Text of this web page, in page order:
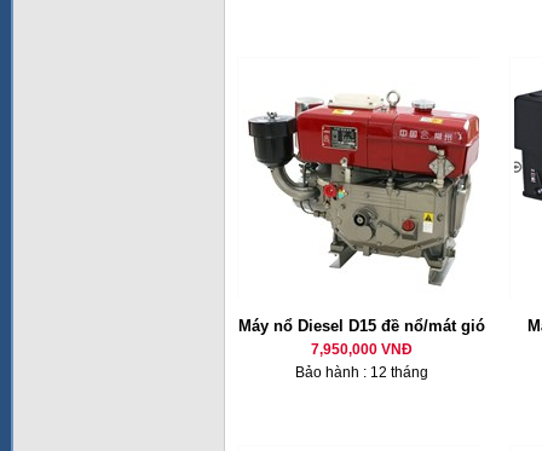
Máy nổ Diesel D15 đề nổ/mát gió
7,950,000 VNĐ
Bảo hành : 12 tháng